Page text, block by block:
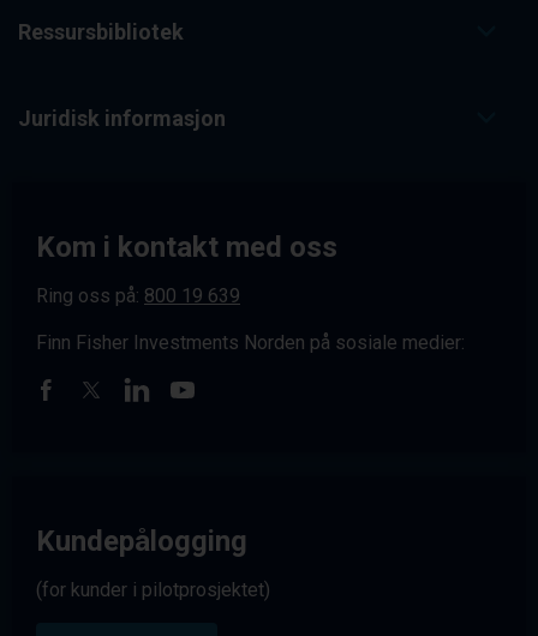
Ressursbibliotek
Juridisk informasjon
Kom i kontakt med oss
Ring oss på: 800 19 639
Finn Fisher Investments Norden på sosiale medier:
Kundepålogging
(for kunder i pilotprosjektet)